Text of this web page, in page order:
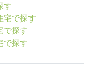
す
宅で探す
で探す
で探す